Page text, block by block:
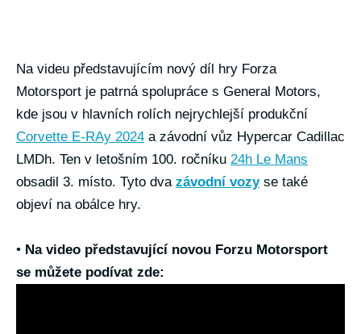
Na videu představujícím nový díl hry Forza
Motorsport je patrná spolupráce s General Motors,
kde jsou v hlavních rolích nejrychlejší produkční
Corvette E-RAy 2024 a závodní vůz Hypercar Cadillac
LMDh. Ten v letošním 100. ročníku 24h Le Mans
obsadil 3. místo. Tyto dva závodní vozyse také
objeví na obálce hry.
• Na video představující novou Forzu Motorsport
se můžete podívat zde: